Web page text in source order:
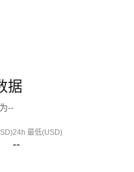
据
--
24h 最低(USD)
--